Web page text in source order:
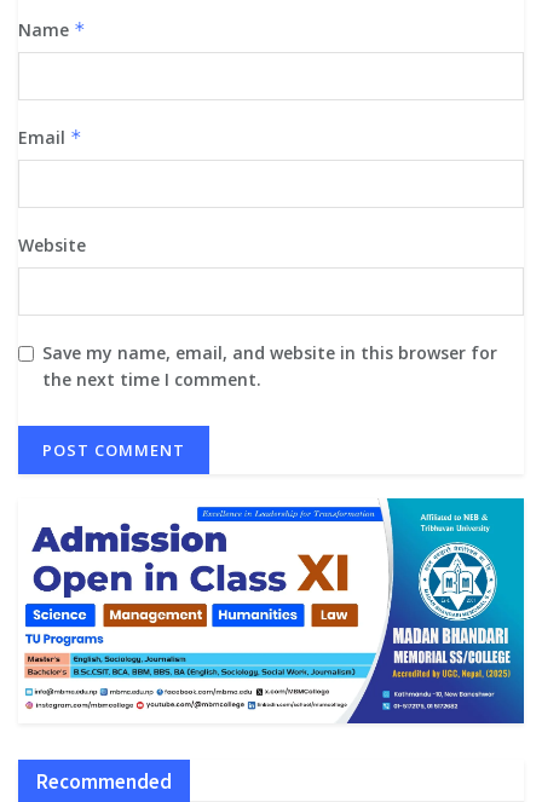
Name *
Email *
Website
Save my name, email, and website in this browser for
the next time I comment.
Recommended